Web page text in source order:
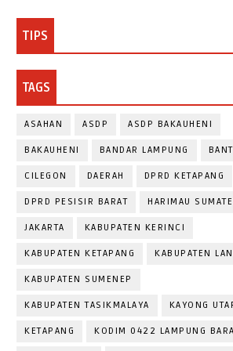
TIPS
TAGS
ASAHAN ASDP ASDP BAKAUHENI
BAKAUHENI BANDAR LAMPUNG
CILEGON DAERAH DPRD KETAPANG
DPRD PESISIR BARAT HARIMAU
JAKARTA KABUPATEN KERINCI
KABUPATEN KETAPANG KABUPATEN
KABUPATEN SUMENEP
KABUPATEN TASIKMALAYA KAYONG
KETAPANG KODIM 0422 LAMPUNG